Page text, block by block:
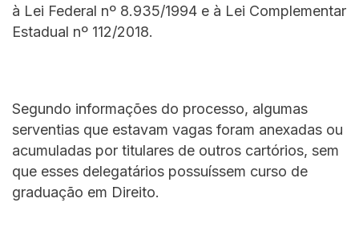
à Lei Federal nº 8.935/1994 e à Lei Complementar
Estadual nº 112/2018.
Segundo informações do processo, algumas
serventias que estavam vagas foram anexadas ou
acumuladas por titulares de outros cartórios, sem
que esses delegatários possuíssem curso de
graduação em Direito.